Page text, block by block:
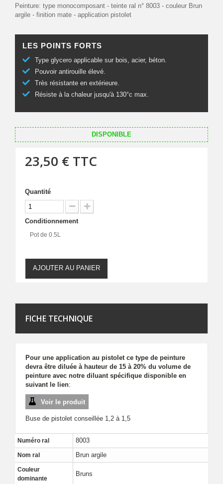
Peinture: type monocomposant - teinte ral n° 8003 - couleur Brun
argile - finition mate - application pistolet
LES POINTS FORTS
Type glycero applicable sur bois, acier, béton.
Pouvoir antirouille élevé.
Très résistante en extérieure.
Résiste à la chaleur jusqu'à 130°c max.
DISPONIBLE
23,50 € TTC
Quantité
Conditionnement
Pot de 0.5L
AJOUTER AU PANIER
FICHE TECHNIQUE
Pour une application au pistolet ce type de peinture
devra être diluée à hauteur de 15 à 20% du volume de
peinture avec notre diluant spécifique disponible en
suivant le lien:
Voir le produit
Buse de pistolet conseillée 1,2 à 1,5
Numéro ral 8003
Nom ral Brun argile
Couleur
dominante
Bruns